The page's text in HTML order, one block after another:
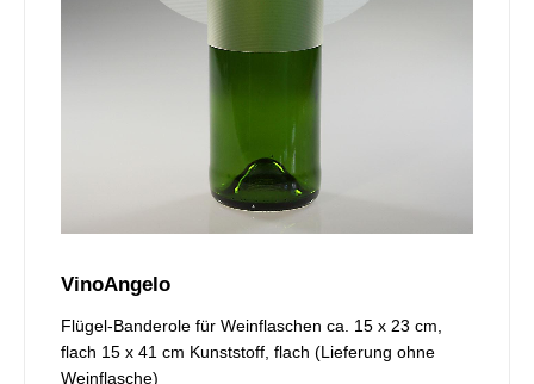
VinoAngelo
Flügel-Banderole für Weinflaschen ca. 15 x 23 cm,
flach 15 x 41 cm Kunststoff, flach (Lieferung ohne
Weinflasche)